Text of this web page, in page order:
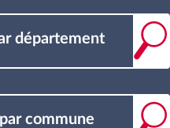
département
commune